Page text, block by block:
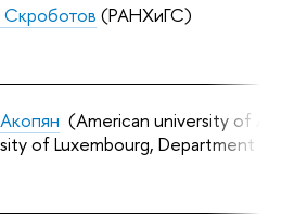
(РАНХиГС)
(American university of
of Luxembourg, Department of